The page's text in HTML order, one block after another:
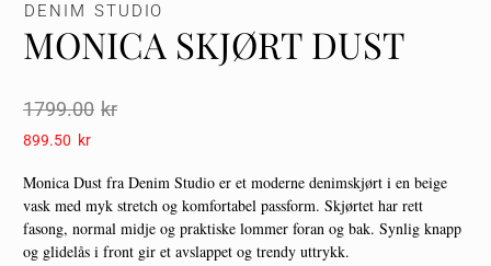
DENIM STUDIO
MONICA SKJØRT DUST
1799.00 Kr
899.50 Kr
Monica Dust fra Denim Studio er et moderne denimskjørt i en beige
vask med myk stretch og komfortabel passform. Skjørtet har rett
fasong, normal midje og praktiske lommer foran og bak. Synlig knapp
og glidelås i front gir et avslappet og trendy uttrykk.